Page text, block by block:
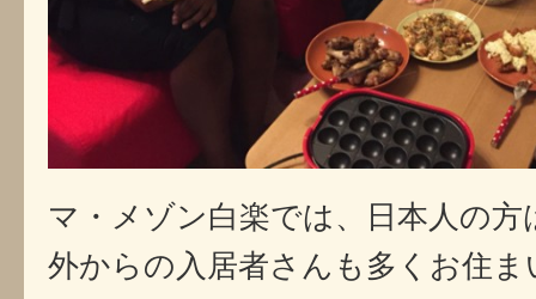
マ・メゾン白楽では、日本人の
外からの入居者さんも多くお住